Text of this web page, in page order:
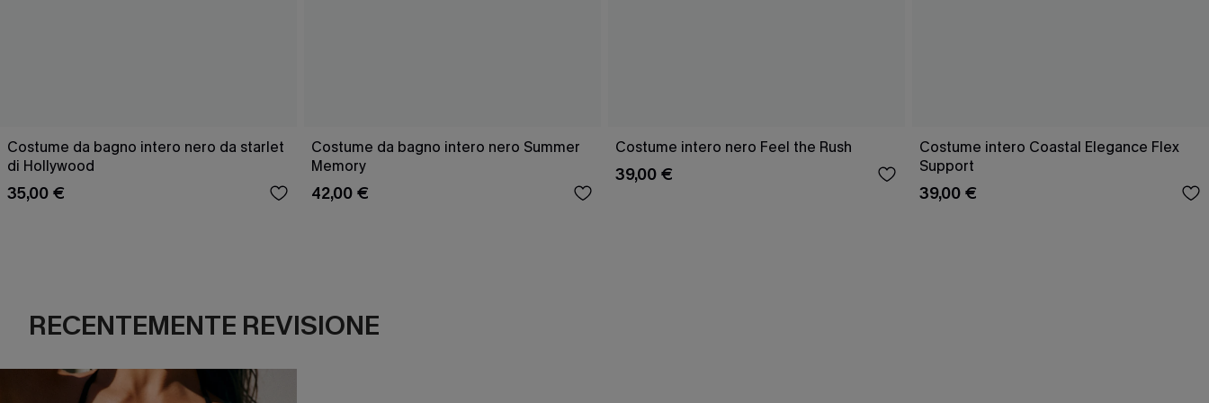
Costume da bagno intero nero da starlet
di Hollywood
35,00 €
Costume da bagno intero nero Summer
Memory
42,00 €
Costume intero nero Feel the Rush
39,00 €
Costume intero Coastal Elegance Flex
Support
39,00 €
RECENTEMENTE REVISIONE